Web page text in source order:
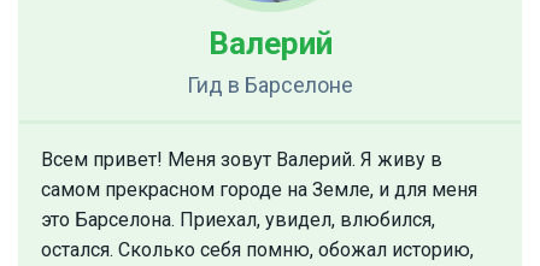
Валерий
Гид в Барселоне
Всем привет! Меня зовут Валерий. Я живу в
самом прекрасном городе на Земле, и для меня
это Барселона. Приехал, увидел, влюбился,
остался. Сколько себя помню, обожал историю,